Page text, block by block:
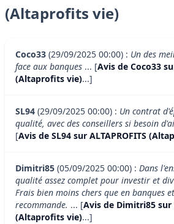
(Altaprofits vie)
Coco33 (29/09/2025 00:00) : Un des
face aux banques ... [Avis de Coco33
(Altaprofits vie)...]
SL94 (29/09/2025 00:00) : Un contrat
qualité, avec des conseillers si besoin
[Avis de SL94 sur ALTAPROFITS
Dimitri85 (05/09/2025 00:00) : Dans
qualité assez complet pour investir et
Frais bien moins chers que en banques
recommande. ... [Avis de Dimitri85 sur
(Altaprofits vie)...]